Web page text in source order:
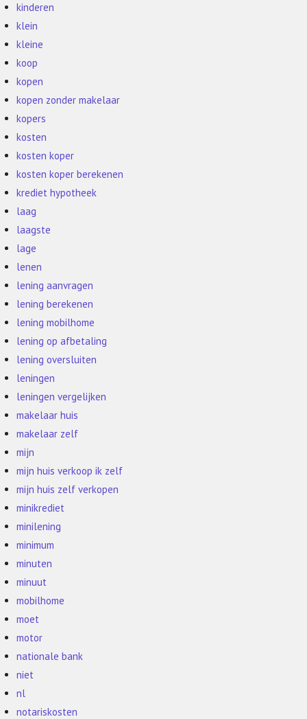
kinderen
klein
kleine
koop
kopen
kopen zonder makelaar
kopers
kosten
kosten koper
kosten koper berekenen
krediet hypotheek
laag
laagste
lage
lenen
lening aanvragen
lening berekenen
lening mobilhome
lening op afbetaling
lening oversluiten
leningen
leningen vergelijken
makelaar huis
makelaar zelf
mijn
mijn huis verkoop ik zelf
mijn huis zelf verkopen
minikrediet
minilening
minimum
minuten
minuut
mobilhome
moet
motor
nationale bank
niet
nl
notariskosten